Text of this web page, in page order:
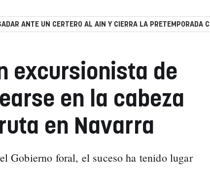
ANTE UN CERTERO AL AIN Y CIERRA LA PRETEMPORADA
excursionista de
en la cabeza
en Navarra
Gobierno foral, el suceso ha tenido lugar